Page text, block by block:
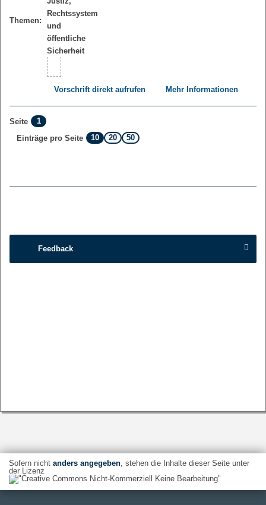
Themen:
Vorschrift direkt aufrufen Mehr Informationen
Seite
1
Einträge pro Seite
10 20 50
Feedback
Sofern nicht anders angegeben, stehen die Inhalte dieser Seite unter
der Lizenz